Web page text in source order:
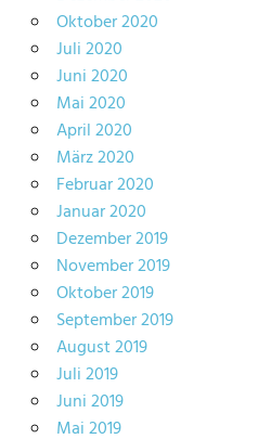
Oktober 2020
Juli 2020
Juni 2020
Mai 2020
April 2020
März 2020
Februar 2020
Januar 2020
Dezember 2019
November 2019
Oktober 2019
September 2019
August 2019
Juli 2019
Juni 2019
Mai 2019